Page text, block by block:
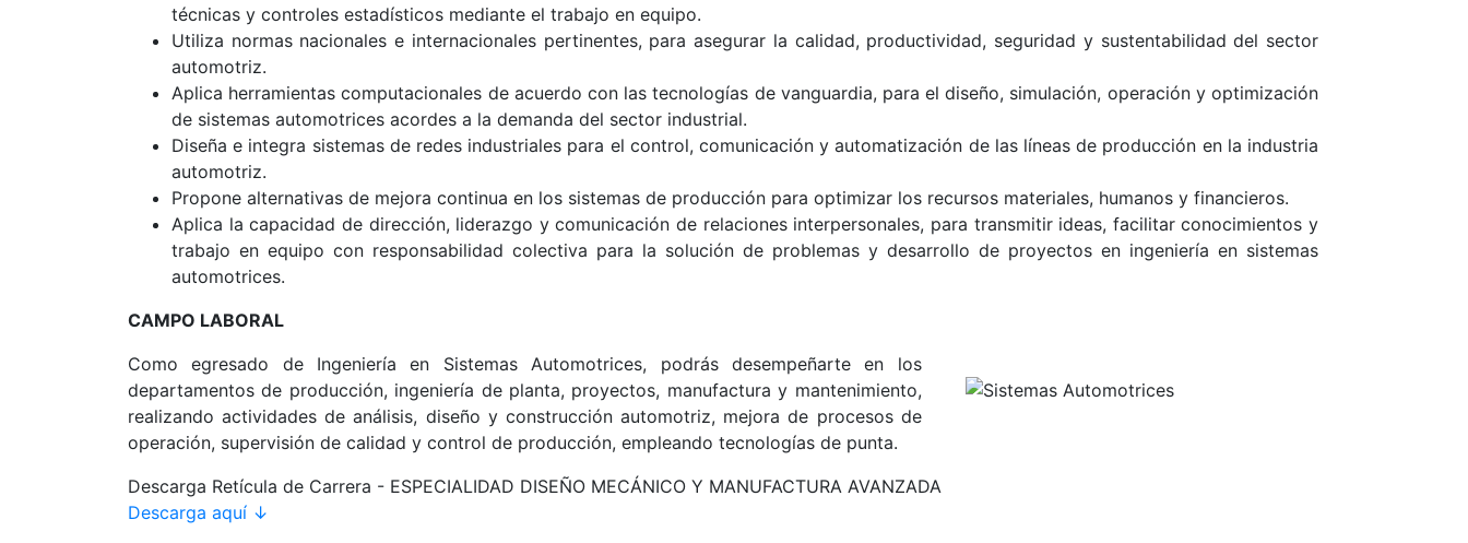
técnicas y controles estadísticos mediante el trabajo en equipo.
Utiliza normas nacionales e internacionales pertinentes, para asegurar la calidad, productividad, seguridad y sustentabilidad del sector
automotriz.
Aplica herramientas computacionales de acuerdo con las tecnologías de vanguardia, para el diseño, simulación, operación y optimización
de sistemas automotrices acordes a la demanda del sector industrial.
Diseña e integra sistemas de redes industriales para el control, comunicación y automatización de las líneas de producción en la industria
automotriz.
Propone alternativas de mejora continua en los sistemas de producción para optimizar los recursos materiales, humanos y financieros.
Aplica la capacidad de dirección, liderazgo y comunicación de relaciones interpersonales, para transmitir ideas, facilitar conocimientos y
trabajo en equipo con responsabilidad colectiva para la solución de problemas y desarrollo de proyectos en ingeniería en sistemas
automotrices.
CAMPO LABORAL
Como egresado de Ingeniería en Sistemas Automotrices, podrás desempeñarte en los
departamentos de producción, ingeniería de planta, proyectos, manufactura y mantenimiento,
realizando actividades de análisis, diseño y construcción automotriz, mejora de procesos de
operación, supervisión de calidad y control de producción, empleando tecnologías de punta.
Descarga Retícula de Carrera - ESPECIALIDAD DISEÑO MECÁNICO Y MANUFACTURA AVANZADA
Descarga aquí ↓